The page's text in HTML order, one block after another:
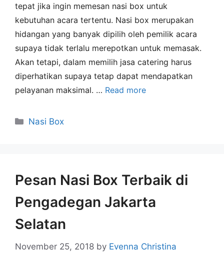
tepat jika ingin memesan nasi box untuk
kebutuhan acara tertentu. Nasi box merupakan
hidangan yang banyak dipilih oleh pemilik acara
supaya tidak terlalu merepotkan untuk memasak.
Akan tetapi, dalam memilih jasa catering harus
diperhatikan supaya tetap dapat mendapatkan
pelayanan maksimal. … Read more
Nasi Box
Pesan Nasi Box Terbaik di
Pengadegan Jakarta
Selatan
November 25, 2018 by Evenna Christina